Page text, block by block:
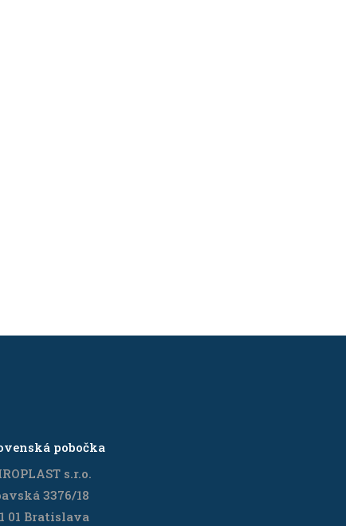
pobočka
s.r.o.
3376/18
01 Bratislava